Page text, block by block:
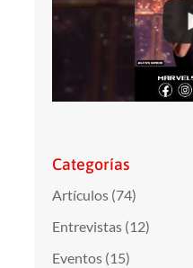
Categorías
Artículos(74)
Entrevistas(12)
Eventos(15)